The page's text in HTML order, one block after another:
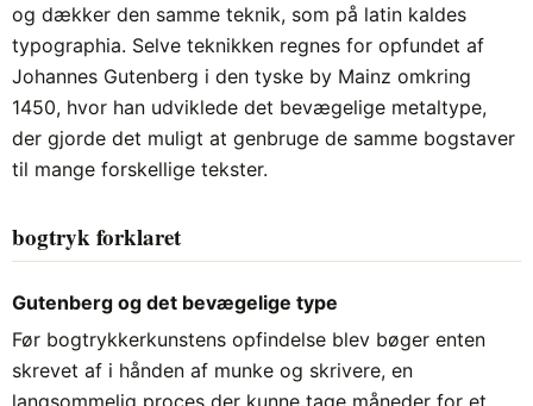
og dækker den samme teknik, som på latin kaldes
typographia. Selve teknikken regnes for opfundet af
Johannes Gutenberg i den tyske by Mainz omkring
1450, hvor han udviklede det bevægelige metaltype,
der gjorde det muligt at genbruge de samme bogstaver
til mange forskellige tekster.
bogtryk forklaret
Gutenberg og det bevægelige type
Før bogtrykkerkunstens opfindelse blev bøger enten
skrevet af i hånden af munke og skrivere, en